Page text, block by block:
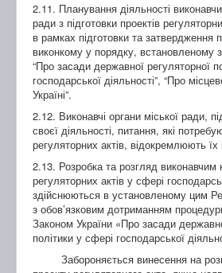
2.11. Планування діяльності
ради з підготовки проектів
в рамках підготовки та затвердження
виконкому у порядку, встановленому
“Про засади державної регуляторної
господарської діяльності”, “Про
Україні”.
2.12. Виконавчі органи міської ради,
своєї діяльності, питання, які
регуляторних актів, відокремлюють
2.13. Розробка та розгляд виконавчим
регуляторних актів у сфері
здійснюються в установленому цим
з обов’язковим дотриманням
Законом України «Про засади
політики у сфері господарської
Забороняється винесення на